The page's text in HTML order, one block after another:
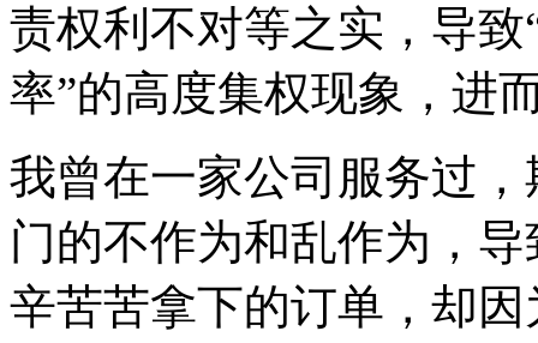
责权利不对等之实，导致
率”的高度集权现象，进
我曾在一家公司服务过
门的不作为和乱作为，
辛苦苦拿下的订单，却